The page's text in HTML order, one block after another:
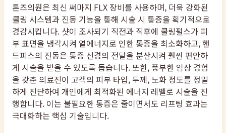
톤즈의원은 최신 써마지 FLX 장비를 사용하며, 더욱 강화된
쿨링 시스템과 진동 기능을 통해 시술 시 통증을 획기적으로
경감시킵니다. 샷이 조사되기 직전과 직후에 쿨링펄스가 피
부 표면을 냉각시켜 열에너지로 인한 통증을 최소화하고, 핸
드피스의 진동은 통증 신경의 전달을 분산시켜 훨씬 편안하
게 시술을 받을 수 있도록 돕습니다. 또한, 풍부한 임상 경험
을 갖춘 의료진이 고객의 피부 타입, 두께, 노화 정도를 정밀
하게 진단하여 개인에게 최적화된 에너지 레벨로 시술을 진
행합니다. 이는 불필요한 통증은 줄이면서도 리프팅 효과는
극대화하는 핵심 기술입니다.